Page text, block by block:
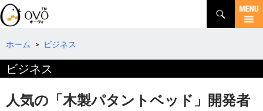
検
索
コ
テ
へ
動
ホーム > ビジネス
ビジネス
人気の「木製パタントベッド」開発者